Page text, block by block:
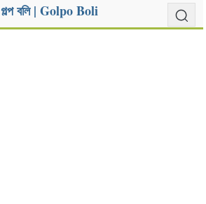
গল্প বলি | Golpo Boli